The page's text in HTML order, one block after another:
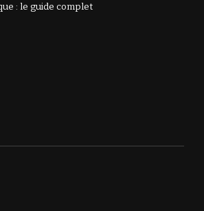
: le guide complet